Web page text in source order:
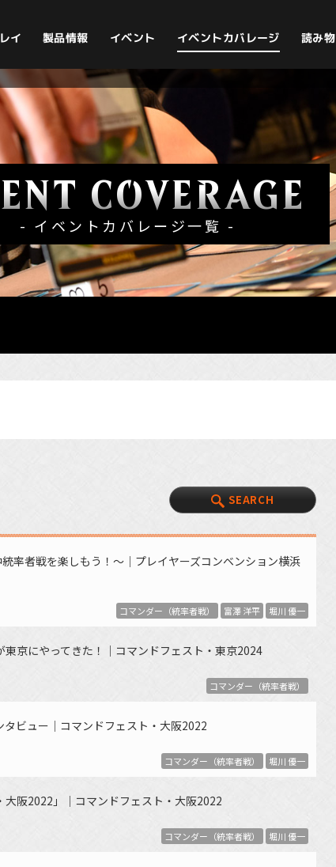
イ 製品情報 イベント イベントカバレージ 読み物
COVERAGE
- イベントカバレージ一覧 -
SEARCH
率者戦を楽しもう！～｜プレイヤーズコンベンション横浜
コマンダー（統率者戦） 富澤 洋平 堀川 優一
京にやってきた！｜コマンドフェスト・東京2024
コマンダー（統率者戦）
ビュー｜コマンドフェスト・大阪2022
コマンダー（統率者戦） 堀川 優一
阪2022」｜コマンドフェスト・大阪2022
コマンダー（統率者戦） 堀川 優一